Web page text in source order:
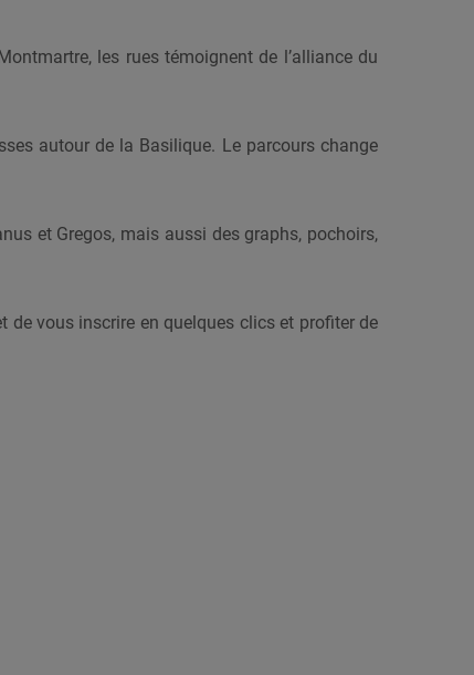
les rues témoignent de l’alliance du
autour de la Basilique. Le parcours change
et Gregos, mais aussi des graphs, pochoirs,
de vous inscrire en quelques clics et profiter de